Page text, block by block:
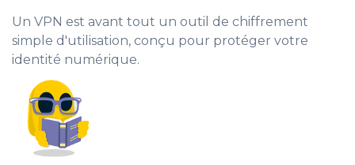
Un VPN est avant tout un outil de chiffrement
simple d'utilisation, conçu pour protéger votre
identité numérique.